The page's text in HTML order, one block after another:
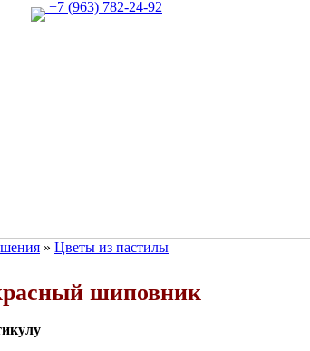
+7 (963) 782-24-92
» Цветы из пастилы
шиповник